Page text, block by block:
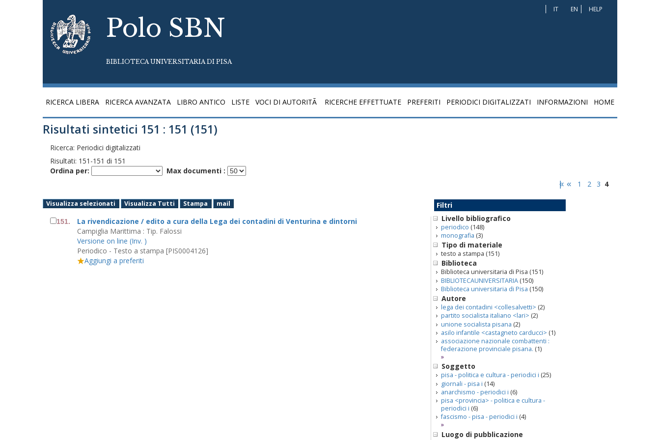
Polo SBN
BIBLIOTECA UNIVERSITARIA DI PISA
IT EN HELP
RICERCA LIBERA RICERCA AVANZATA LIBRO ANTICO LISTE VOCI DI AUTORITÃ RICERCHE EFFETTUATE PREFERITI PERIODICI DIGITALIZZATI INFORMAZIONI HOME
Risultati sintetici 151 : 151 (151)
Ricerca: Periodici digitalizzati
Risultati: 151 -151 di 151
Ordina per:
Max documenti :
|« « 1 2 3 4
Visualizza selezionati Visualizza Tutti Stampa mail
151.
La rivendicazione / edito a cura della Lega dei contadini di Venturina e dintorni
Campiglia Marittima : Tip. Falossi
Versione on line (Inv. )
Periodico - Testo a stampa [PIS0004126]
Aggiungi a preferiti
Filtri
Livello bibliografico
periodico (148)
monografia (3)
Tipo di materiale
testo a stampa (151)
Biblioteca
Biblioteca universitaria di Pisa (151)
BIBLIOTECAUNIVERSITARIA (150)
Biblioteca universitaria di Pisa (150)
Autore
lega dei contadini <collesalvetti> (2)
partito socialista italiano <lari> (2)
unione socialista pisana (2)
asilo infantile <castagneto carducci> (1)
associazione nazionale combattenti :
federazione provinciale pisana. (1)
»
Soggetto
pisa - politica e cultura - periodici i (25)
giornali - pisa i (14)
anarchismo - periodici i (6)
pisa <provincia> - politica e cultura -
periodici i (6)
fascismo - pisa - periodici i (4)
»
Luogo di pubblicazione